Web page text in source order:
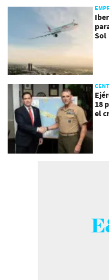
Sol
18
el